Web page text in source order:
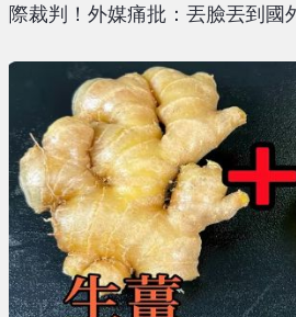
際裁判！外媒痛批：丟臉丟到國